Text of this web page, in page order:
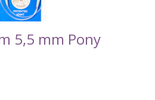
5,5 mm Pony